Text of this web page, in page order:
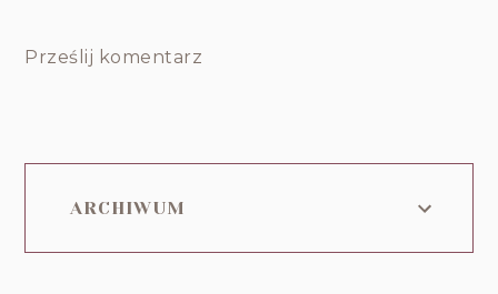
Prześlij komentarz
ARCHIWUM